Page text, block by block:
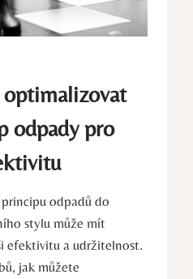
odpady pro
⁢odpadů do
stylu může mít
efektivitu a udržitelnost.
⁣jak můžete